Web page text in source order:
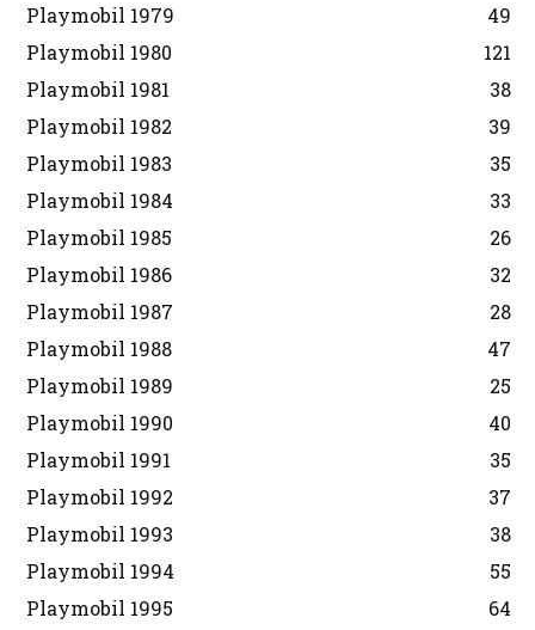
Playmobil 1979
49
Playmobil 1980
121
Playmobil 1981
38
Playmobil 1982
39
Playmobil 1983
35
Playmobil 1984
33
Playmobil 1985
26
Playmobil 1986
32
Playmobil 1987
28
Playmobil 1988
47
Playmobil 1989
25
Playmobil 1990
40
Playmobil 1991
35
Playmobil 1992
37
Playmobil 1993
38
Playmobil 1994
55
Playmobil 1995
64